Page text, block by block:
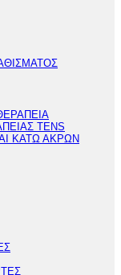
TENS
ΚΑΤΩ ΑΚΡΩΝ